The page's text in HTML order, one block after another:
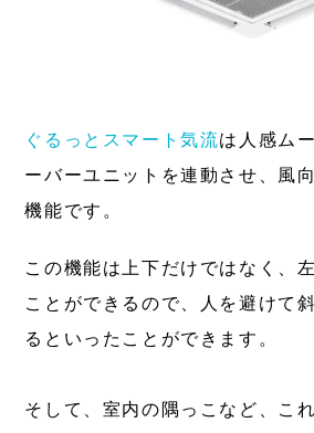
ぐるっとスマート気流は人感ム
ーバーユニットを連動させ、風
機能です。
この機能は上下だけではなく、
ことができるので、人を避けて
るといったことができます。
そして、室内の隅っこなど、こ